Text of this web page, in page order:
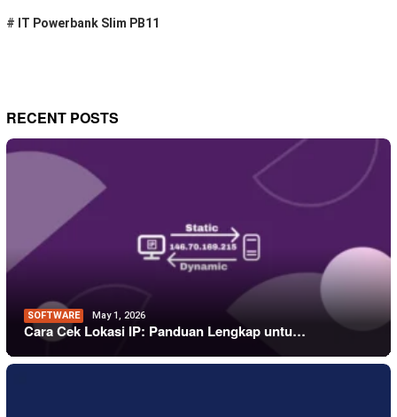
# IT Powerbank Slim PB11
RECENT POSTS
SOFTWARE May 1, 2026
Cara Cek Lokasi IP: Panduan Lengkap untu…